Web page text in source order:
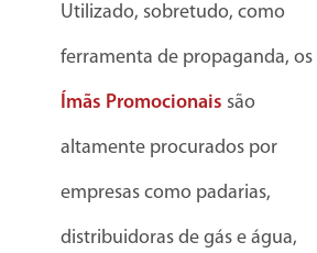
Utilizado, sobretudo, como
ferramenta de propaganda, os
Ímãs Promocionais são
altamente procurados por
empresas como padarias,
distribuidoras de gás e água,